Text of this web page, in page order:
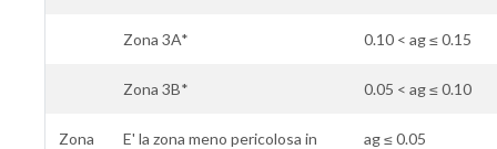
Zona 3A* 0.10 < ag ≤ 0.15
Zona 3B* 0.05 < ag ≤ 0.10
Zona
E' la zona meno pericolosa in
ag ≤ 0.05